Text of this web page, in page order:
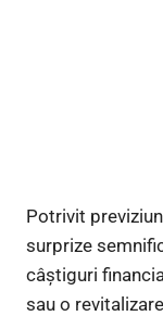
Potrivit
surprize
câștiguri
sau o